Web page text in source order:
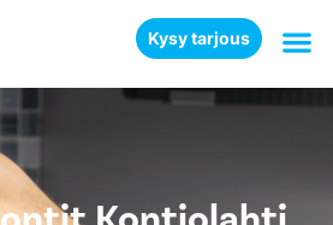
Kysy tarjous